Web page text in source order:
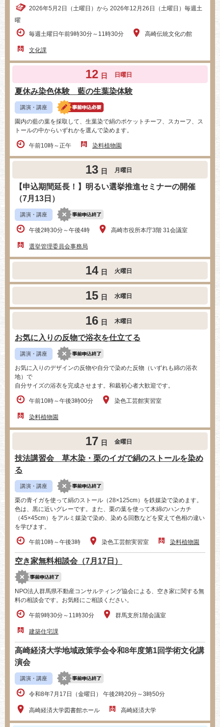
2026年5月2日（土曜日）から 2026年12月26日（土曜日）毎週土
曜
毎週土曜日午前9時30分～11時30分
高崎伝統文化の館
文化課
12 日 日曜日
夏休み染色体験 藍の生葉染体験
講演・講座
園内の藍の葉を採取して、生葉染で絹のポケットチーフ、スカーフ、ス
トールの中からいずれかを選んで染めます。
午前10時～正午 染料植物園
13 日 月曜日
【申込期間延長！】明るい選挙推進セミナーの開催
（7月13日）
講演・講座
午後2時30分～午後4時 高崎市役所本庁3階 31会議室
選挙管理委員会事務局
14 日 火曜日
15 日 水曜日
16 日 木曜日
お気に入りの反物で浴衣を仕立てる
講演・講座
お気に入りのデザインの反物や自分で染めた反物（いずれも綿の浴衣
地）で
自分サイズの浴衣を完成させます。和裁初心者大歓迎です。
午前10時～午後3時00分 染色工芸館実習室
染料植物園
17 日 金曜日
技法講習会 草木染・栗のイガで絹のストールを染め
る
講演・講座
栗の青イガを使って絹のストール（28×125cm）を鉄媒染で染めます。
色は、黒に近いグレーです。また、栗の葉を使って木綿のハンカチ
（45×45cm）をアルミ媒染で染め、染める回数などを変えて色相の違い
を学びます。
午前10時～午後3時 染色工芸館実習室 染料植物園
空き家無料相談会（7月17日）
NPO法人群馬県不動産コンサルティング協会による、空き家に関する無
料の相談会です。お気軽にご相談ください。
午前9時30分～11時30分 群馬支所1階会議室
建築住宅課
高崎経済大学地域政策学会令和8年度第1回学術文化講
演会
講演・講座
令和8年7月17日（金曜日） 午後2時20分～3時50分
高崎経済大学図書館ホール 高崎経済大学